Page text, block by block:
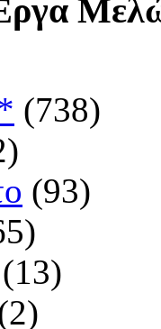
(738)
(93)
(13)